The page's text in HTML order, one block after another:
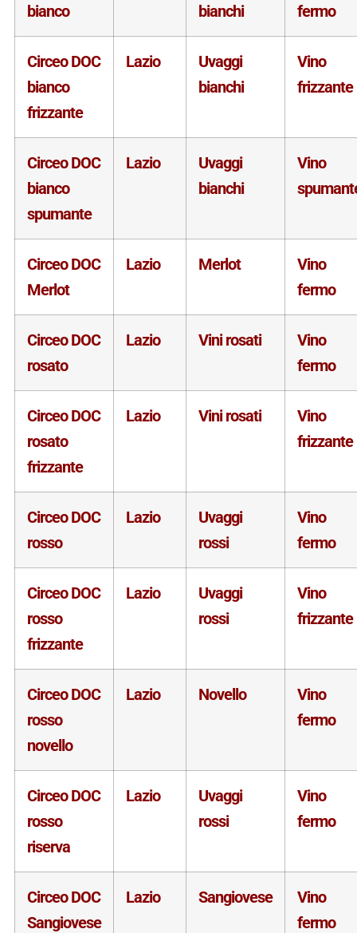
bianco bianchi fermo
Circeo DOC
bianco
frizzante
Lazio
Uvaggi
bianchi
Vino
frizzante
Circeo DOC
bianco
spumante
Lazio
Uvaggi
bianchi
Vino
Circeo DOC
Merlot
Lazio Merlot
Vino
fermo
Circeo DOC
rosato
Lazio Vini rosati
Vino
fermo
Circeo DOC
rosato
frizzante
Lazio Vini rosati
Vino
frizzante
Circeo DOC
rosso
Lazio
Uvaggi
rossi
Vino
fermo
Circeo DOC
rosso
frizzante
Lazio
Uvaggi
rossi
Vino
frizzante
Circeo DOC
rosso
novello
Lazio Novello
Vino
fermo
Circeo DOC
rosso
riserva
Lazio
Uvaggi
rossi
Vino
fermo
Circeo DOC
Sangiovese
Lazio Sangiovese
Vino
fermo